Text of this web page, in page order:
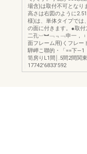
場含)は取付不可となり
高さは右図のように
様)は、単体タイプでは
の面に付きます。●取
二孔︺︼﹁﹃﹁申一
面フレーム用)くフレー
騨岬こ聯的・「==下―1
笥房りL1間￨.5間2間関
17742′6833′592